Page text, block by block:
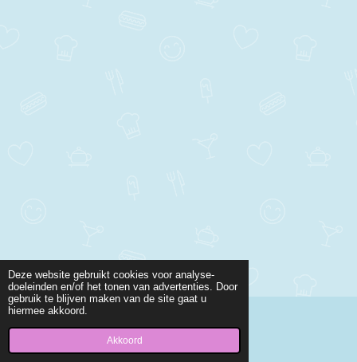
Deze website gebruikt cookies voor analyse-
doeleinden en/of het tonen van advertenties. Door
gebruik te blijven maken van de site gaat u
hiermee akkoord.
Akkoord